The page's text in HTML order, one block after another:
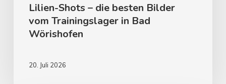
Lilien-Shots – die besten Bilder
vom Trainingslager in Bad
Wörishofen
20. Juli 2026